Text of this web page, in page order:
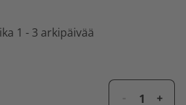
1 - 3 arkipäivää